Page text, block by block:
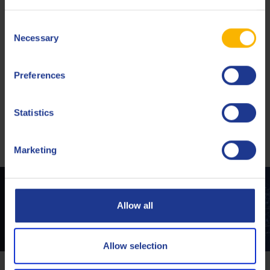
Selection
Necessary
Preferences
Statistics
Marketing
Allow all
Allow selection
Kontaktieren Sie einen unserer Experten
KONTAKT